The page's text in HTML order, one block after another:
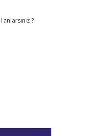
anlarsınız ?